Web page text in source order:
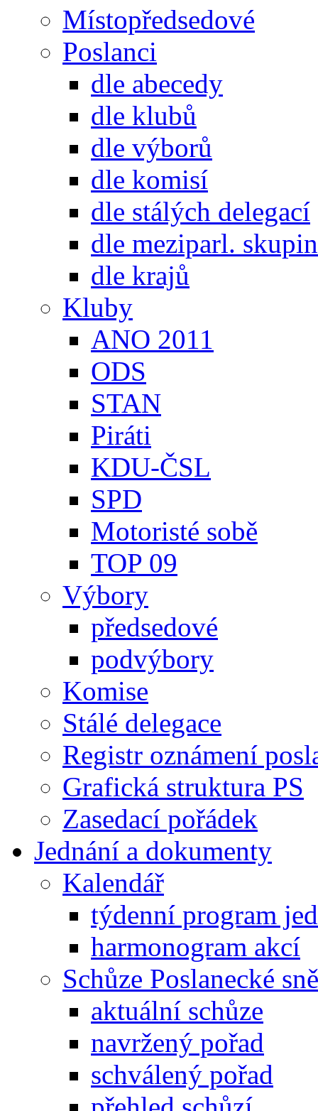
Místopředsedové
Poslanci
dle abecedy
dle klubů
dle výborů
dle komisí
dle stálých delegací
dle meziparl. skupin
dle krajů
Kluby
ANO 2011
ODS
STAN
Piráti
KDU-ČSL
SPD
Motoristé sobě
TOP 09
Výbory
předsedové
podvýbory
Komise
Stálé delegace
Registr oznámení
Grafická struktura PS
Zasedací pořádek
Jednání a dokumenty
Kalendář
týdenní program
harmonogram akcí
Schůze Poslanecké
aktuální schůze
navržený pořad
schválený pořad